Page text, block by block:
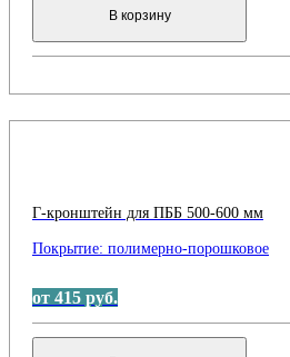
В корзину
Г-кронштейн для ПББ 500-600 мм
Покрытие: полимерно-порошковое
от 415 руб.